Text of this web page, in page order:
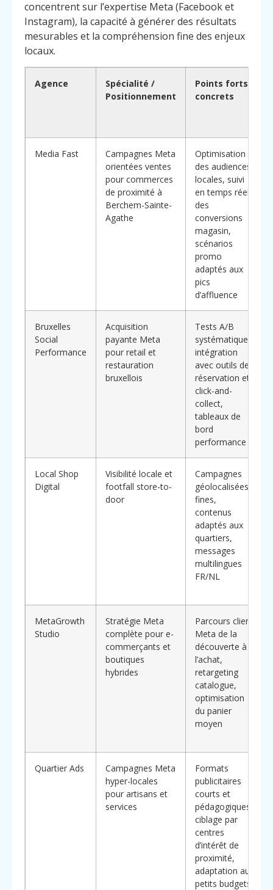
concentrent sur l’expertise Meta (Facebook et
Instagram), la capacité à générer des résultats
mesurables et la compréhension fine des enjeux
locaux.
Agence
Spécialité /
Positionnement
Points forts
concrets
Media Fast
Campagnes Meta
orientées ventes
pour commerces
de proximité à
Berchem-Sainte-
Agathe
Optimisation
des audiences
locales, suivi
en temps réel
des
conversions
magasin,
scénarios
promo
adaptés aux
pics
d’affluence
Bruxelles
Social
Performance
Acquisition
payante Meta
pour retail et
restauration
bruxellois
Tests A/B
systématiques,
intégration
avec outils de
réservation et
click-and-
collect,
tableaux de
bord
performance
Local Shop
Digital
Visibilité locale et
footfall store-to-
door
Campagnes
géolocalisées
fines,
contenus
adaptés aux
quartiers,
messages
multilingues
FR/NL
MetaGrowth
Studio
Stratégie Meta
complète pour e-
commerçants et
boutiques
hybrides
Parcours client
Meta de la
découverte à
l’achat,
retargeting
catalogue,
optimisation
du panier
moyen
Quartier Ads
Campagnes Meta
hyper-locales
pour artisans et
services
Formats
publicitaires
courts et
pédagogiques,
ciblage par
centres
d’intérêt de
proximité,
adaptation aux
petits budgets